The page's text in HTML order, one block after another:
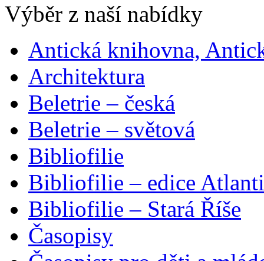
Výběr z naší nabídky
Antická knihovna,
Architektura
Beletrie – česká
Beletrie – světová
Bibliofilie
Bibliofilie – edice
Bibliofilie – Stará Říše
Časopisy